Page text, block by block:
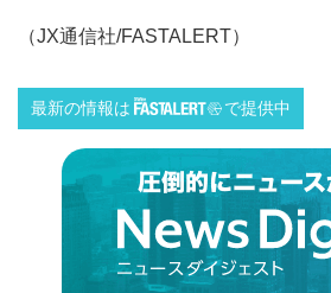
（JX通信社/FASTALERT）
最新の情報は で提供中